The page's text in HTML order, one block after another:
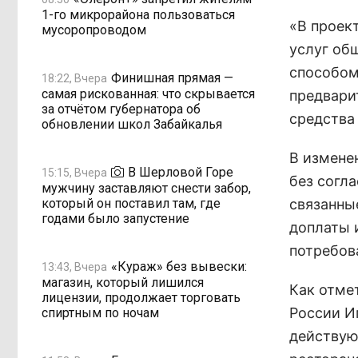
1-го микрорайона пользоваться
мусоропроводом
18:22, Вчера Финишная прямая —
самая рискованная: что скрывается
за отчётом губернатора об
обновлении школ Забайкалья
15:15, Вчера
В Шерловой Горе
мужчину заставляют снести забор,
который он поставил там, где
годами было запустение
13:43, Вчера «Кураж» без вывески:
магазин, который лишился
лицензии, продолжает торговать
спиртным по ночам
«В
услуг
В
без
доплаты
Как
России